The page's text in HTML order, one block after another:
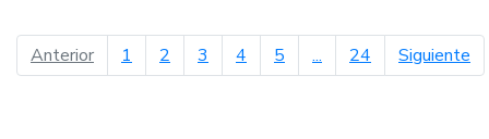
Anteriorpágina anterior
1 2 3 4 5 ... 24 Siguiente